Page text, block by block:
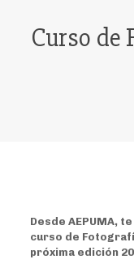
Curso de
Desde AEPUMA,
curso de
próxima edición